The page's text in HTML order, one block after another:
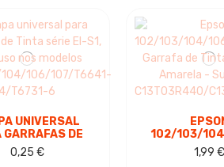
UNIVERSAL
GARRAFAS DE
SÉRIE EI-S1,
USO NOS
0,25 €
102/103/
GARRAFA
GENÉRICA
1,99 €